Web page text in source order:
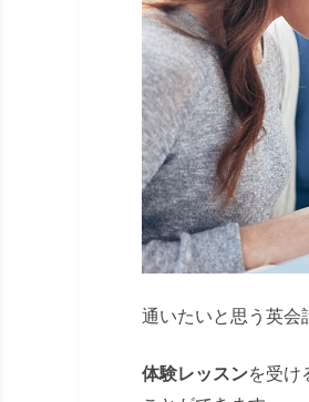
通いたいと思う英会
体験レッスンを受け